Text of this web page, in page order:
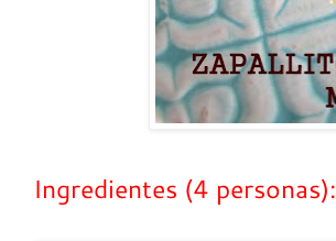
Ingredientes (4 personas):